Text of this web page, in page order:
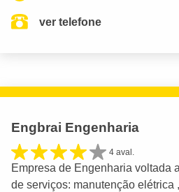
ver telefone
Engbrai Engenharia
4 aval.
Empresa de Engenharia voltada
de serviços: manutenção elétrica